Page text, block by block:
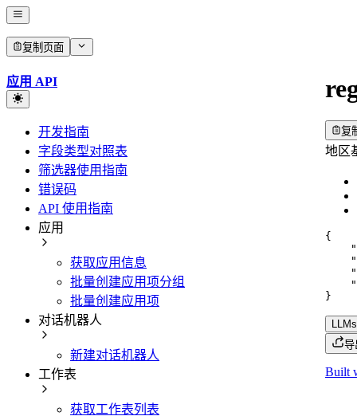
复制页面
应用 API
开发指南
字段类型对照表
筛选器使用指南
错误码
API 使用指南
应用
获取应用信息
批量创建应用项分组
批量创建应用项
对话机器人
新建对话机器人
工作表
获取工作表列表
复
地区
{
}
导
Built